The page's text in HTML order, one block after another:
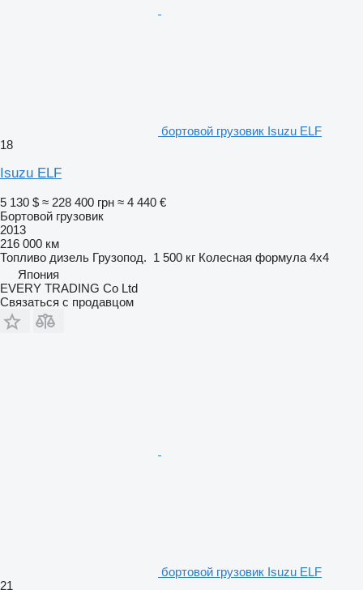
бортовой грузовик Isuzu ELF
18
Isuzu ELF
5 130 $ ≈ 228 400 грн ≈ 4 440 €
Бортовой грузовик
2013
216 000 км
Топливо дизель Грузопод. 1 500 кг Колесная формула 4x4
Япония
EVERY TRADING Co Ltd
Связаться с продавцом
бортовой грузовик Isuzu ELF
21